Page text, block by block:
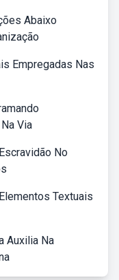
Abaixo
Empregadas Nas
Via
No
Textuais
Auxilia Na